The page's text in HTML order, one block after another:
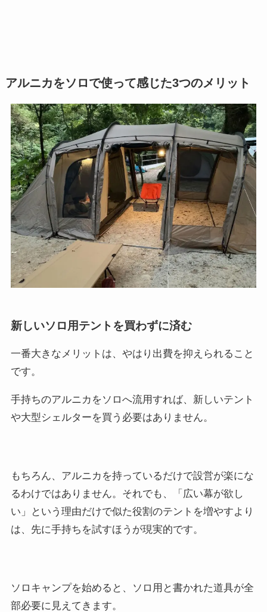
アルニカをソロで使って感じた3つのメリット
新しいソロ用テントを買わずに済む
一番大きなメリットは、やはり出費を抑えられること
です。
手持ちのアルニカをソロへ流用すれば、新しいテント
や大型シェルターを買う必要はありません。
もちろん、アルニカを持っているだけで設営が楽にな
るわけではありません。それでも、「広い幕が欲し
い」という理由だけで似た役割のテントを増やすより
は、先に手持ちを試すほうが現実的です。
ソロキャンプを始めると、ソロ用と書かれた道具が全
部必要に見えてきます。